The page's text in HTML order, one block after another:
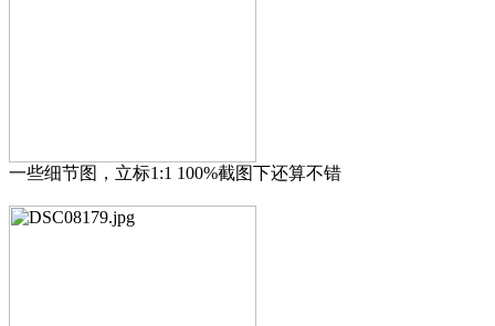
一些细节图，立标1:1 100%截图下还算不错